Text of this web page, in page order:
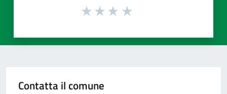
Contatta il comune